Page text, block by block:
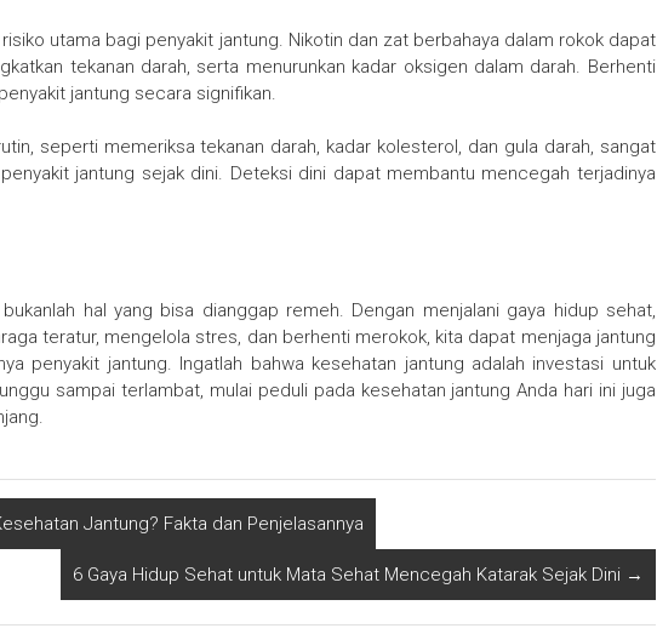
utama bagi penyakit jantung. Nikotin dan zat berbahaya dalam rokok dapat
tekanan darah, serta menurunkan kadar oksigen dalam darah. Berhenti
jantung secara signifikan.
seperti memeriksa tekanan darah, kadar kolesterol, dan gula darah, sangat
jantung sejak dini. Deteksi dini dapat membantu mencegah terjadinya
hal yang bisa dianggap remeh. Dengan menjalani gaya hidup sehat,
teratur, mengelola stres, dan berhenti merokok, kita dapat menjaga jantung
penyakit jantung. Ingatlah bahwa kesehatan jantung adalah investasi untuk
sampai terlambat, mulai peduli pada kesehatan jantung Anda hari ini juga
Jantung? Fakta dan Penjelasannya
6 Gaya Hidup Sehat untuk Mata Sehat Mencegah Katarak Sejak Dini →